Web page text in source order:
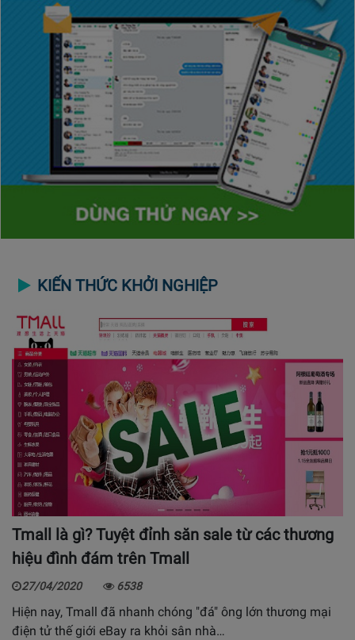
KIẾN THỨC KHỞI NGHIỆP
Tmall là gì? Tuyệt đỉnh săn sale từ các thương
hiệu đình đám trên Tmall
27/04/2020 6538
Hiện nay, Tmall đã nhanh chóng "đá" ông lớn thương mại
điện tử thế giới eBay ra khỏi sân nhà…